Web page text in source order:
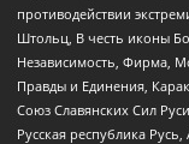
противодействии
Штольц, В честь иконы
Независимость, Фирма,
Правды и Единения,
Союз Славянских Сил
Русская республика